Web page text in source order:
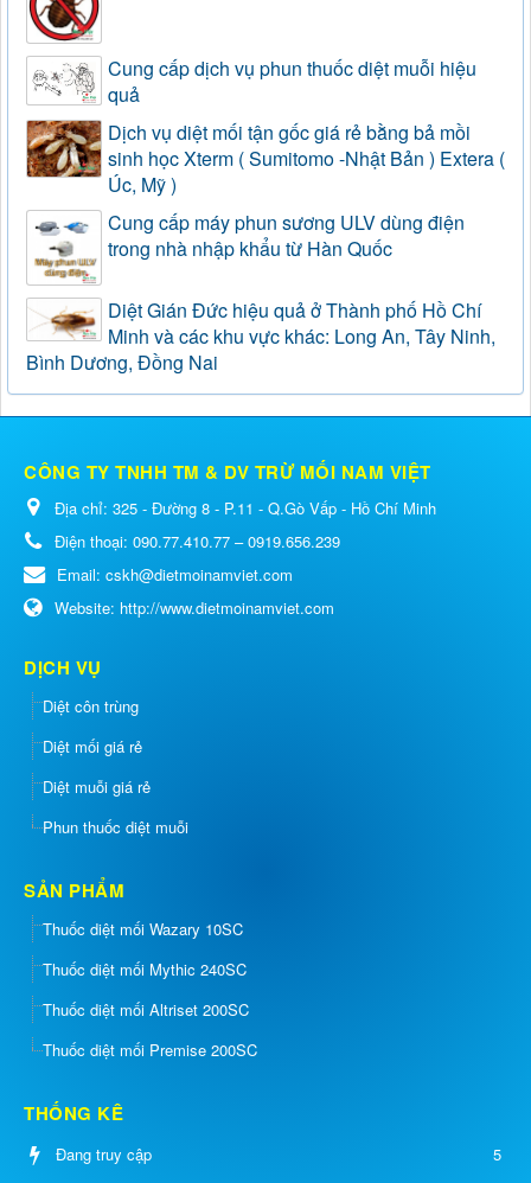
Cung cấp dịch vụ phun thuốc diệt muỗi hiệu
quả
Dịch vụ diệt mối tận gốc giá rẻ bằng bả mồi
sinh học Xterm ( Sumitomo -Nhật Bản ) Extera (
Úc, Mỹ )
Cung cấp máy phun sương ULV dùng điện
trong nhà nhập khẩu từ Hàn Quốc
Diệt Gián Đức hiệu quả ở Thành phố Hồ Chí
Minh và các khu vực khác: Long An, Tây Ninh,
Bình Dương, Đồng Nai
CÔNG TY TNHH TM & DV TRỪ MỐI NAM VIỆT
Địa chỉ: 325 - Đường 8 - P.11 - Q.Gò Vấp - Hồ Chí Minh
Điện thoại: 090.77.410.77 – 0919.656.239
Email: cskh@dietmoinamviet.com
Website: http://www.dietmoinamviet.com
DỊCH VỤ
Diệt côn trùng
Diệt mối giá rẻ
Diệt muỗi giá rẻ
Phun thuốc diệt muỗi
SẢN PHẨM
Thuốc diệt mối Wazary 10SC
Thuốc diệt mối Mythic 240SC
Thuốc diệt mối Altriset 200SC
Thuốc diệt mối Premise 200SC
THỐNG KÊ
Đang truy cập 5